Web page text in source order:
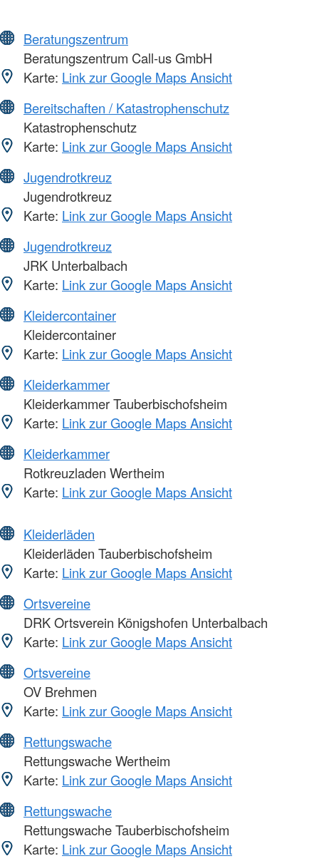
Beratungszentrum
Beratungszentrum Call-us GmbH
Karte: Link zur Google Maps Ansicht
Bereitschaften / Katastrophenschutz
Katastrophenschutz
Karte: Link zur Google Maps Ansicht
Jugendrotkreuz
Jugendrotkreuz
Karte: Link zur Google Maps Ansicht
Jugendrotkreuz
JRK Unterbalbach
Karte: Link zur Google Maps Ansicht
Kleidercontainer
Kleidercontainer
Karte: Link zur Google Maps Ansicht
Kleiderkammer
Kleiderkammer Tauberbischofsheim
Karte: Link zur Google Maps Ansicht
Kleiderkammer
Rotkreuzladen Wertheim
Karte: Link zur Google Maps Ansicht
Kleiderläden
Kleiderläden Tauberbischofsheim
Karte: Link zur Google Maps Ansicht
Ortsvereine
DRK Ortsverein Königshofen Unterbalbach
Karte: Link zur Google Maps Ansicht
Ortsvereine
OV Brehmen
Karte: Link zur Google Maps Ansicht
Rettungswache
Rettungswache Wertheim
Karte: Link zur Google Maps Ansicht
Rettungswache
Rettungswache Tauberbischofsheim
Karte: Link zur Google Maps Ansicht